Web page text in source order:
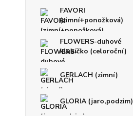
FAVORI
(zimní+ponožková)
FLOWERS-duhové
klubíčko (celoroční)
GERLACH (zimní)
GLORIA (jaro,podzim)